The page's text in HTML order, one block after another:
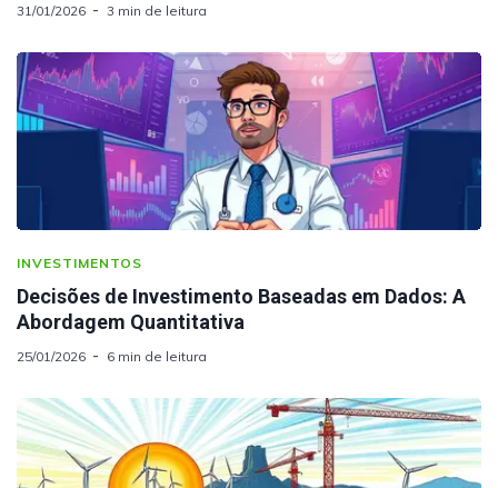
31/01/2026 3 min de leitura
INVESTIMENTOS
Decisões de Investimento Baseadas em Dados: A
Abordagem Quantitativa
25/01/2026 6 min de leitura